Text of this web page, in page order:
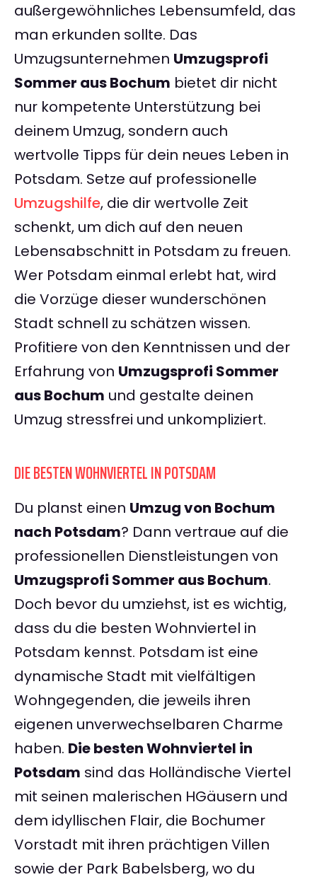
außergewöhnliches Lebensumfeld, das
man erkunden sollte. Das
Umzugsunternehmen Umzugsprofi
Sommer aus Bochum bietet dir nicht
nur kompetente Unterstützung bei
deinem Umzug, sondern auch
wertvolle Tipps für dein neues Leben in
Potsdam. Setze auf professionelle
Umzugshilfe, die dir wertvolle Zeit
schenkt, um dich auf den neuen
Lebensabschnitt in Potsdam zu freuen.
Wer Potsdam einmal erlebt hat, wird
die Vorzüge dieser wunderschönen
Stadt schnell zu schätzen wissen.
Profitiere von den Kenntnissen und der
Erfahrung von Umzugsprofi Sommer
aus Bochum und gestalte deinen
Umzug stressfrei und unkompliziert.
DIE BESTEN WOHNVIERTEL IN POTSDAM
Du planst einen Umzug von Bochum
nach Potsdam? Dann vertraue auf die
professionellen Dienstleistungen von
Umzugsprofi Sommer aus Bochum.
Doch bevor du umziehst, ist es wichtig,
dass du die besten Wohnviertel in
Potsdam kennst. Potsdam ist eine
dynamische Stadt mit vielfältigen
Wohngegenden, die jeweils ihren
eigenen unverwechselbaren Charme
haben. Die besten Wohnviertel in
Potsdam sind das Holländische Viertel
mit seinen malerischen HGäusern und
dem idyllischen Flair, die Bochumer
Vorstadt mit ihren prächtigen Villen
sowie der Park Babelsberg, wo du